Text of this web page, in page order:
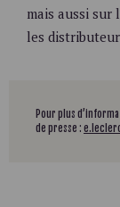
mais aussi
les
Pour plus
de presse :